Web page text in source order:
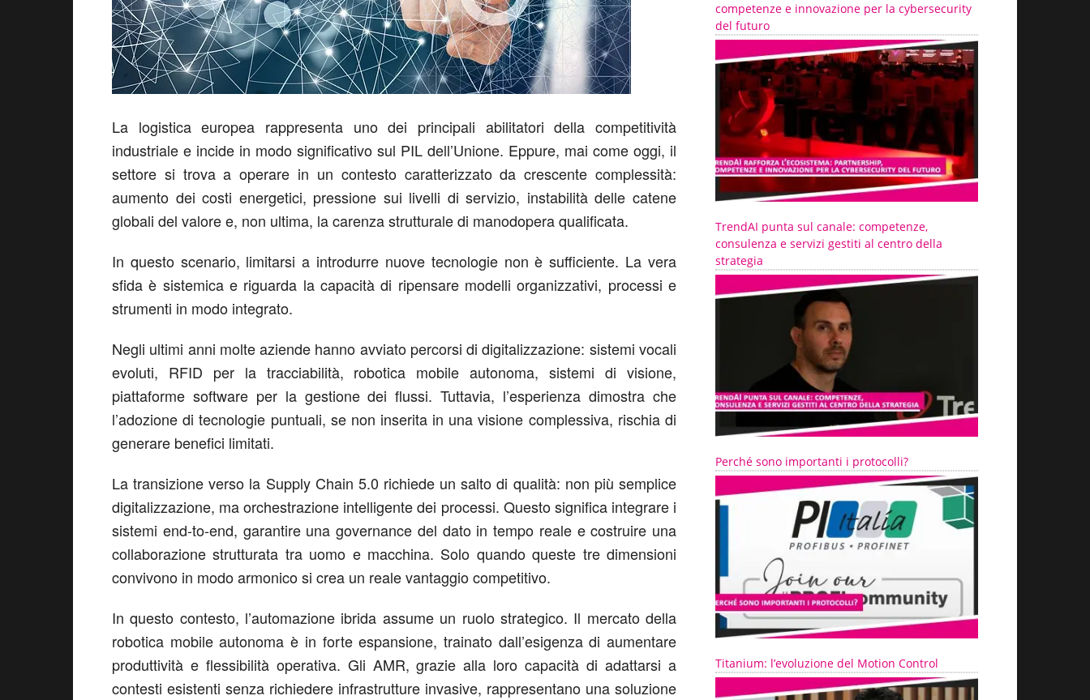
La logistica europea rappresenta uno dei principali abilitatori della competitività
industriale e incide in modo significativo sul PIL dell’Unione. Eppure, mai come oggi, il
settore si trova a operare in un contesto caratterizzato da crescente complessità:
aumento dei costi energetici, pressione sui livelli di servizio, instabilità delle catene
globali del valore e, non ultima, la carenza strutturale di manodopera qualificata.
In questo scenario, limitarsi a introdurre nuove tecnologie non è sufficiente. La vera
sfida è sistemica e riguarda la capacità di ripensare modelli organizzativi, processi e
strumenti in modo integrato.
Negli ultimi anni molte aziende hanno avviato percorsi di digitalizzazione: sistemi vocali
evoluti, RFID per la tracciabilità, robotica mobile autonoma, sistemi di visione,
piattaforme software per la gestione dei flussi. Tuttavia, l’esperienza dimostra che
l’adozione di tecnologie puntuali, se non inserita in una visione complessiva, rischia di
generare benefici limitati.
La transizione verso la Supply Chain 5.0 richiede un salto di qualità: non più semplice
digitalizzazione, ma orchestrazione intelligente dei processi. Questo significa integrare i
sistemi end-to-end, garantire una governance del dato in tempo reale e costruire una
collaborazione strutturata tra uomo e macchina. Solo quando queste tre dimensioni
convivono in modo armonico si crea un reale vantaggio competitivo.
In questo contesto, l’automazione ibrida assume un ruolo strategico. Il mercato della
robotica mobile autonoma è in forte espansione, trainato dall’esigenza di aumentare
produttività e flessibilità operativa. Gli AMR, grazie alla loro capacità di adattarsi a
contesti esistenti senza richiedere infrastrutture invasive, rappresentano una soluzione
competenze e innovazione per la cybersecurity
del futuro
TrendAI punta sul canale: competenze,
consulenza e servizi gestiti al centro della
strategia
Perché sono importanti i protocolli?
Titanium: l’evoluzione del Motion Control